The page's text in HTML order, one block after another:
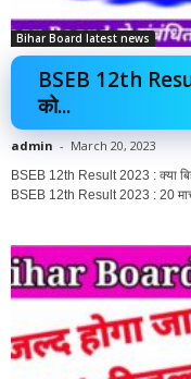
Bihar Board latest news
BSEB 12th
को...
admin - March 20, 2023
BSEB 12th Result 2023 : क्या
BSEB 12th Result 2023 : 20